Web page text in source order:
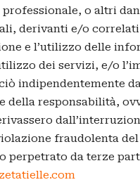
o altri
derivanti e/o
e l’utilizzo delle
dei servizi, e/o
indipendentemente
della responsabilità,
fraudolenta
perpetrato da terze